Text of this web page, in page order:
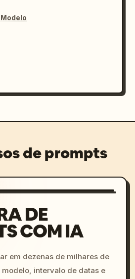
de prompts
DE
COM IA
em dezenas de milhares de
intervalo de datas e